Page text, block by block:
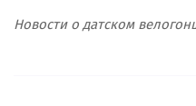
Новости о датском